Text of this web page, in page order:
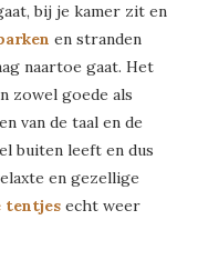
bij je kamer zit en
en stranden
naartoe gaat. Het
zowel goede als
van de taal en de
buiten leeft en dus
en gezellige
tentjes echt weer